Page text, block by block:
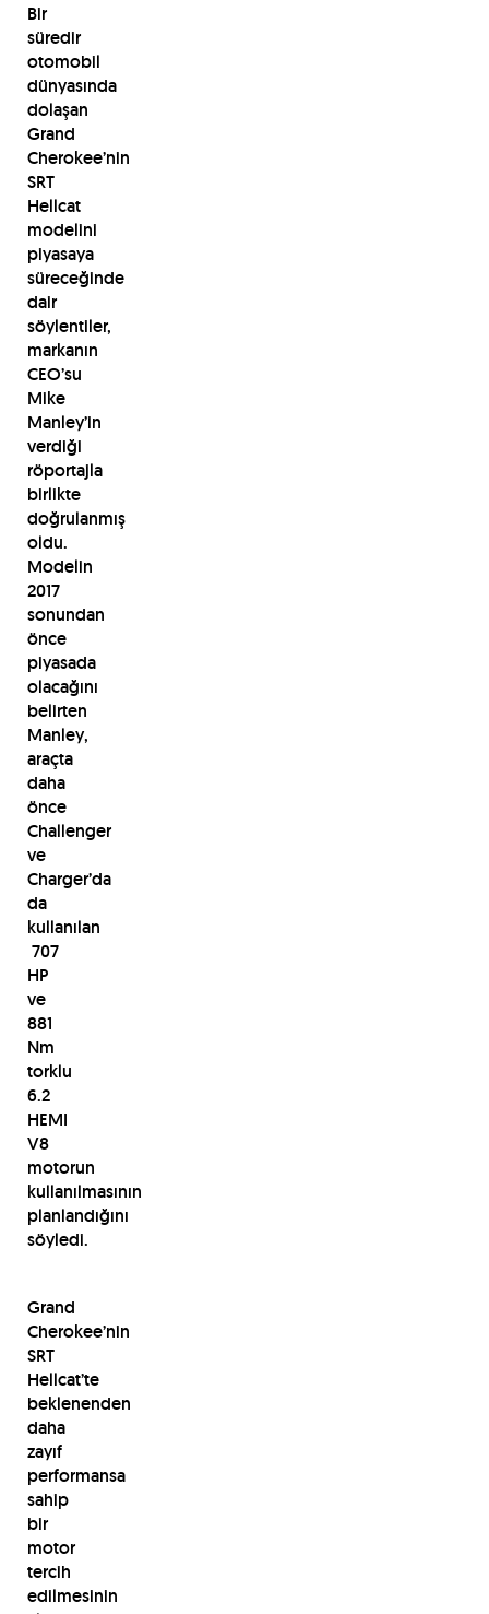
Bir
süredir
otomobil
dünyasında
dolaşan
Grand
Cherokee’nin
SRT
Hellcat
modelini
piyasaya
süreceğinde
dair
söylentiler,
markanın
CEO’su
Mike
Manley’in
verdiği
röportajla
birlikte
doğrulanmış
oldu.
Modelin
2017
sonundan
önce
piyasada
olacağını
belirten
Manley,
araçta
daha
önce
Challenger
ve
Charger’da
da
kullanılan
707
HP
ve
881
Nm
torklu
6.2
HEMI
V8
motorun
kullanılmasının
planlandığını
söyledi.
Grand
Cherokee’nin
SRT
Hellcat’te
beklenenden
daha
zayıf
performansa
sahip
bir
motor
tercih
edilmesinin